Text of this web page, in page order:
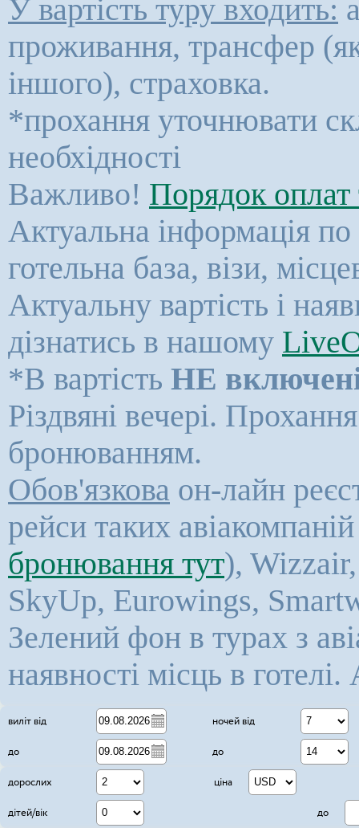
У вартість туру входить:
проживання, трансфер
іншого), страховка.
*прохання уточнювати
необхідності
Важливо! Порядок оплат
Актуальна інформація по
готельна база, візи,
Актуальну вартість і
дізнатись в нашому
*В вартість НЕ
Різдвяні вечері.
бронюванням.
Обов'язкова он-лайн
рейси таких
бронювання тут),
SkyUp, Eurowings,
Зелений фон в турах з
наявності місць в готелі.
виліт від ночей від 7
до до 14
дорослих ціна
дітей/вік до